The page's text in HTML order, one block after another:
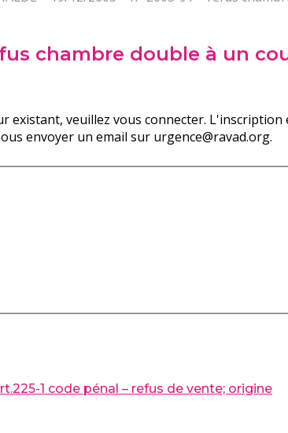
chambre double à un
veuillez vous connecter.
envoyer un email sur urgence@ravad.org.
1 code pénal – refus de vente; origine